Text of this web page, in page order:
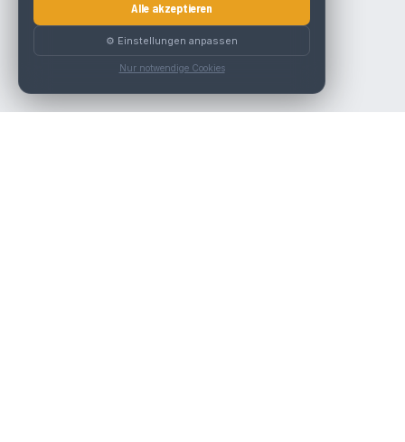
Alle akzeptieren
⚙️ Einstellungen anpassen
Nur notwendige Cookies